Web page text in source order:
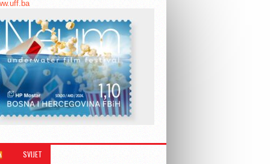
SVIJET